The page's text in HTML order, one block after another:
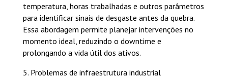
temperatura, horas trabalhadas e outros parâmetros
para identificar sinais de desgaste antes da quebra.
Essa abordagem permite planejar intervenções no
momento ideal, reduzindo o downtime e
prolongando a vida útil dos ativos.
5. Problemas de infraestrutura industrial